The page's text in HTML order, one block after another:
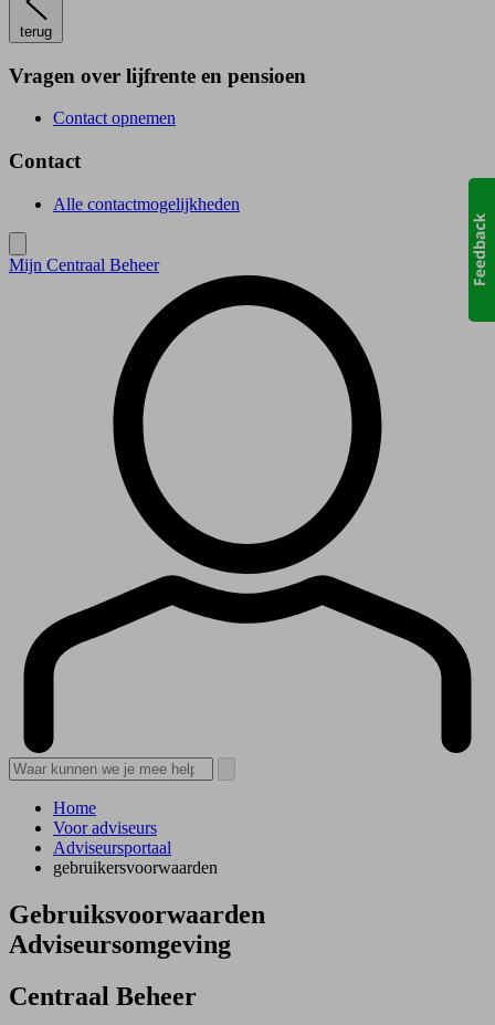
terug
Vragen over lijfrente en pensioen
Contact opnemen
Contact
Alle contactmogelijkheden
Mijn Centraal Beheer
Home
Voor adviseurs
Adviseursportaal
gebruikersvoorwaarden
Gebruiksvoorwaarden
Adviseursomgeving
Centraal Beheer